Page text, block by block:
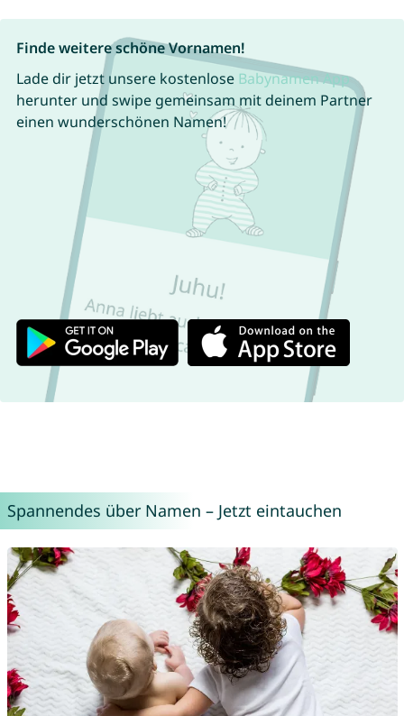
Finde weitere schöne Vornamen!
Lade dir jetzt unsere kostenlose Babynamen App
herunter und swipe gemeinsam mit deinem Partner
einen wunderschönen Namen!
Spannendes über Namen – Jetzt eintauchen